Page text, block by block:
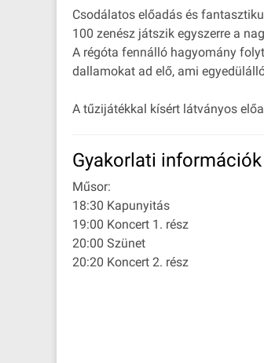
Csodálatos előadás és
100 zenész játszik egyszerre a
A régóta fennálló hagyomány
dallamokat ad elő, ami
A tűzijátékkal kísért látványos
Gyakorlati információk
Műsor:
18:30 Kapunyitás
19:00 Koncert 1. rész
20:00 Szünet
20:20 Koncert 2. rész